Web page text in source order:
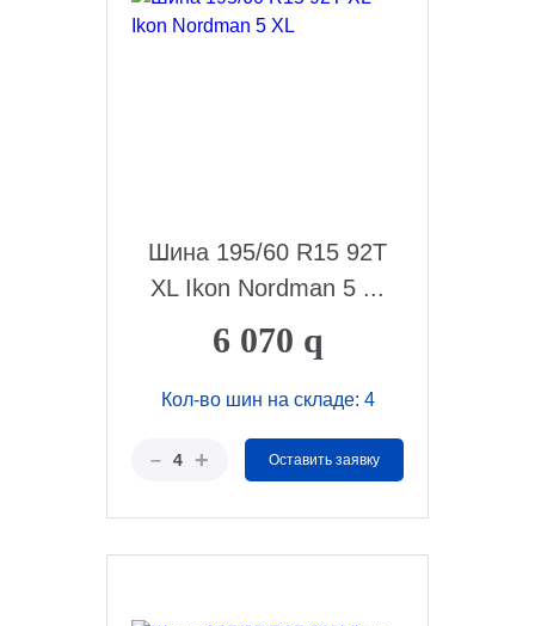
Шина 195/60 R15 92T
XL Ikon Nordman 5 ...
6 070 q
Кол-во шин на складе: 4
– 4 + Оставить заявку